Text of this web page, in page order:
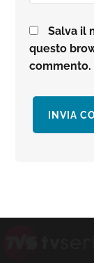
Salva il
questo
commento.